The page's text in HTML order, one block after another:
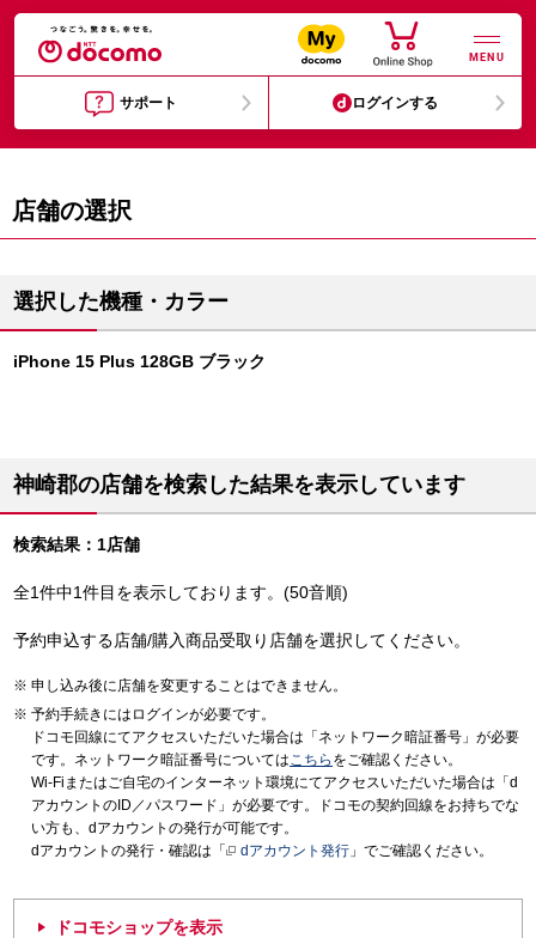
MENU
サポート ログインする
店舗の選択
選択した機種・カラー
iPhone 15 Plus 128GB ブラック
神崎郡の店舗を検索した結果を表示しています
検索結果：1店舗
全1件中1件目を表示しております。(50音順)
予約申込する店舗/購入商品受取り店舗を選択してください。
申し込み後に店舗を変更することはできません。
予約手続きにはログインが必要です。
ドコモ回線にてアクセスいただいた場合は「ネットワーク暗証番号」が必要
です。ネットワーク暗証番号についてはこちら をご確認ください。
Wi-Fiまたはご自宅のインターネット環境にてアクセスいただいた場合は「d
アカウントのID／パスワード」が必要です。ドコモの契約回線をお持ちでな
い方も、dアカウントの発行が可能です。
dアカウントの発行・確認は「
dアカウント発行 」でご確認ください。
ドコモショップを表示